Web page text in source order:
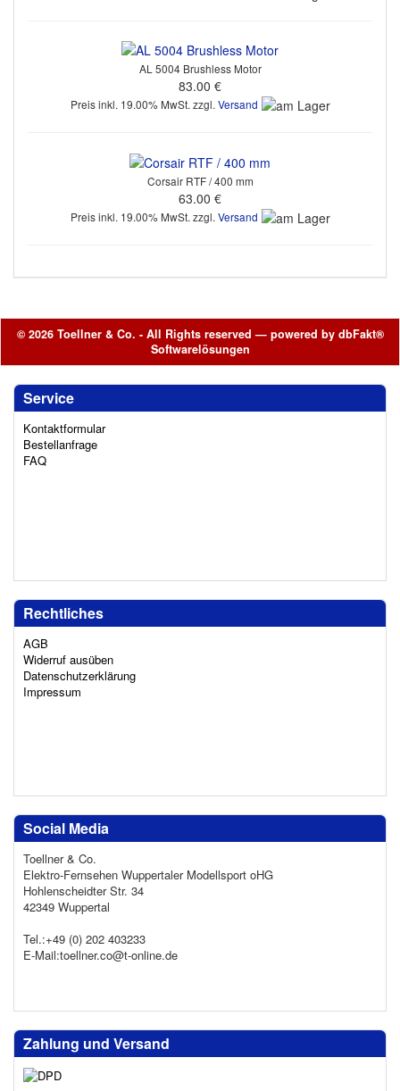
AL 5004 Brushless Motor
83.00 €
Preis inkl. 19.00% MwSt. zzgl. Versand
Corsair RTF / 400 mm
63.00 €
Preis inkl. 19.00% MwSt. zzgl. Versand
© 2026 Toellner & Co. - All Rights reserved — powered by dbFakt®
Softwarelösungen
Service
Kontaktformular
Bestellanfrage
FAQ
Rechtliches
AGB
Widerruf ausüben
Datenschutzerklärung
Impressum
Social Media
Toellner & Co.
Elektro-Fernsehen Wuppertaler Modellsport oHG
Hohlenscheidter Str. 34
42349 Wuppertal
Tel.:+49 (0) 202 403233
E-Mail:toellner.co@t-online.de
Zahlung und Versand